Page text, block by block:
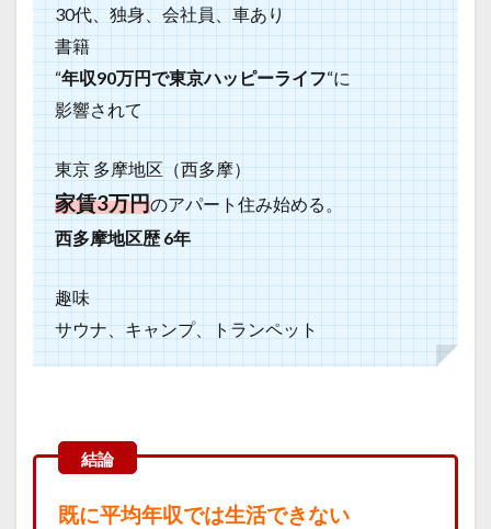
30代、独身、会社員、車あり
書籍
“年収90万円で東京ハッピーライフ“に
影響されて
東京 多摩地区（西多摩）
家賃3万円のアパート住み始める。
西多摩地区歴 6年
趣味
サウナ、キャンプ、トランペット
既に平均年収では生活できない